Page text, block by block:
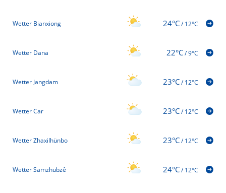
Wetter Bianxiong 24°C/12°C
Wetter Dana 22°C/9°C
Wetter Jangdam 23°C/12°C
Wetter Car 23°C/12°C
Wetter Zhaxilhünbo 23°C/12°C
Wetter Samzhubzê 24°C/12°C